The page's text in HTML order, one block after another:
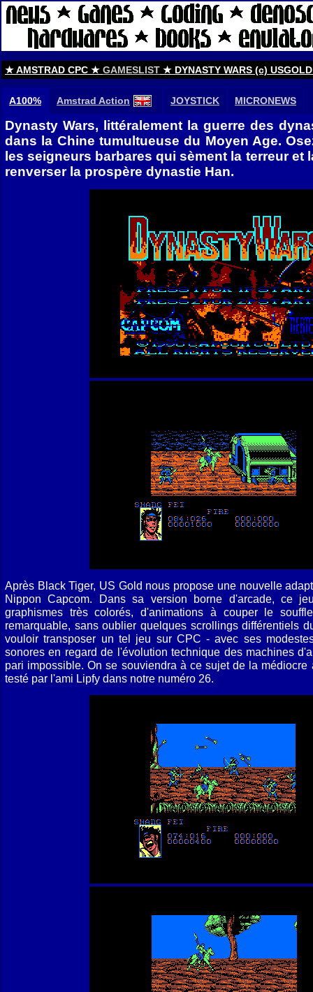
★ AMSTRAD CPC ★ GAMESLIST ★ DYNASTY WARS (c)
A100% Amstrad Action JOYSTICK MICRONEWS
Dynasty Wars, littéralement la guerre des
dans la Chine tumultueuse du Moyen Age.
les seigneurs barbares qui sèment la terreur et
renverser la prospère dynastie Han.
Après Black Tiger, US Gold nous propose une nouvelle
Nippon Capcom. Dans sa version borne d'arcade, ce
graphismes très colorés, d'animations à couper le
remarquable, sans oublier quelques scrollings différentiels
vouloir transposer un tel jeu sur CPC - avec ses
sonores en regard de l'évolution technique des machines
pari impossible. On se souviendra à ce sujet de la médiocre
testé par l'ami Lipfy dans notre numéro 26.